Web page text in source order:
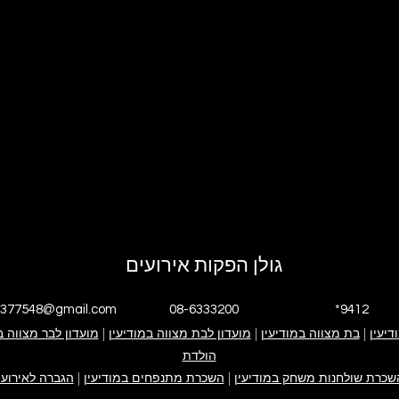
גולן הפקות אירועים
08-6333200 *9412
אנחנו גולן הפקות אירועים אירוע בת מצווה אירוע בר מצווה ימי
קייטנה במודיעין
|בת מצווה במודיעין מועדון לבת מצווה במודיעין מועדון לבר מצווה
הולדת
שולחנות משחק במודיעין השכרת מתנפחים במודיעין הגברה